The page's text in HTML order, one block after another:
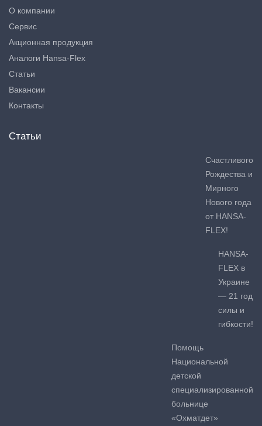
О компании
Сервис
Акционная продукция
Аналоги Hansa-Flex
Статьи
Вакансии
Контакты
Статьи
Счастливого
Рождества и
Мирного
Нового года
от HANSA-
FLEX!
HANSA-
FLEX в
Украине
— 21 год
силы и
гибкости!
Помощь
Национальной
детской
специализированной
больнице
«Охматдет»